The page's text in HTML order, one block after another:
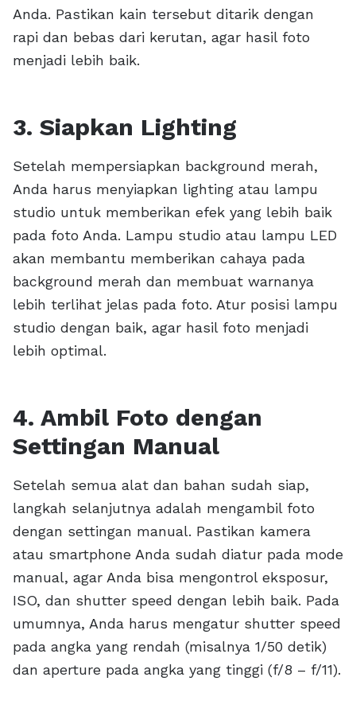
Anda. Pastikan kain tersebut ditarik dengan
rapi dan bebas dari kerutan, agar hasil foto
menjadi lebih baik.
3. Siapkan Lighting
Setelah mempersiapkan background merah,
Anda harus menyiapkan lighting atau lampu
studio untuk memberikan efek yang lebih baik
pada foto Anda. Lampu studio atau lampu LED
akan membantu memberikan cahaya pada
background merah dan membuat warnanya
lebih terlihat jelas pada foto. Atur posisi lampu
studio dengan baik, agar hasil foto menjadi
lebih optimal.
4. Ambil Foto dengan
Settingan Manual
Setelah semua alat dan bahan sudah siap,
langkah selanjutnya adalah mengambil foto
dengan settingan manual. Pastikan kamera
atau smartphone Anda sudah diatur pada mode
manual, agar Anda bisa mengontrol eksposur,
ISO, dan shutter speed dengan lebih baik. Pada
umumnya, Anda harus mengatur shutter speed
pada angka yang rendah (misalnya 1/50 detik)
dan aperture pada angka yang tinggi (f/8 – f/11).